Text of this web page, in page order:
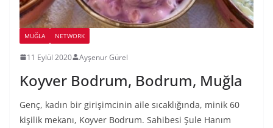
MUĞLA NETWORK
11 Eylül 2020 Ayşenur Gürel
Koyver Bodrum, Bodrum, Muğla
Genç, kadın bir girişimcinin aile sıcaklığında, minik 60
kişilik mekanı, Koyver Bodrum. Sahibesi Şule Hanım